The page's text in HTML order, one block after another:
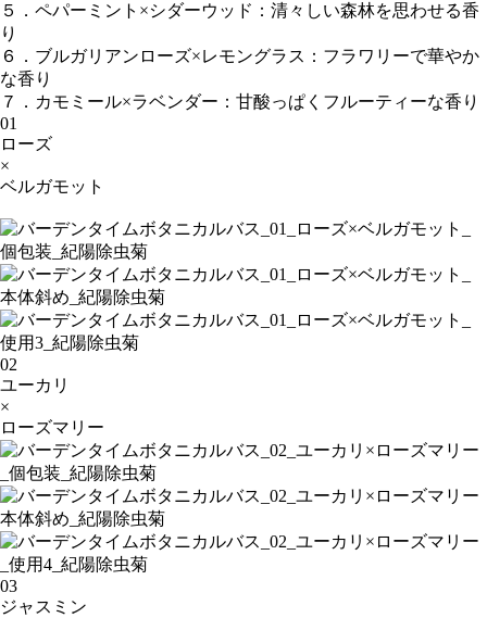
５．ペパーミント×シダーウッド：清々しい森林を思わせる香
り
６．ブルガリアンローズ×レモングラス：フラワリーで華やか
な香り
７．カモミール×ラベンダー：甘酸っぱくフルーティーな香り
01
ローズ
×
ベルガモット
02
ユーカリ
×
ローズマリー
03
ジャスミン